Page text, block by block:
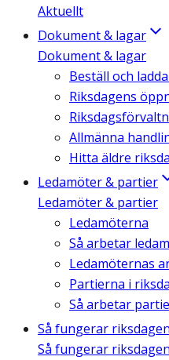
Aktuellt
Dokument & lagar
Dokument & lagar
Beställ och
Riksdagens
Allmänna
Hitta äldre
Ledamöter & partier
Ledamöter & partier
Ledamöterna
Så arbetar
Ledamöternas
Partierna i
Så arbetar
Så fungerar riksdagen
Så fungerar riksdagen